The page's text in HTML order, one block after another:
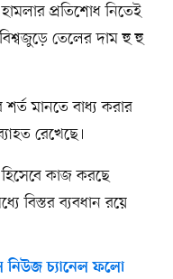
প্রতিশোধ নিতেই
তেলের দাম হু হু
শর্ত মানতে বাধ্য করার
রেখেছে।
হিসেবে কাজ করছে
বিস্তর ব্যবধান রয়ে
চ্যানেল ফলো